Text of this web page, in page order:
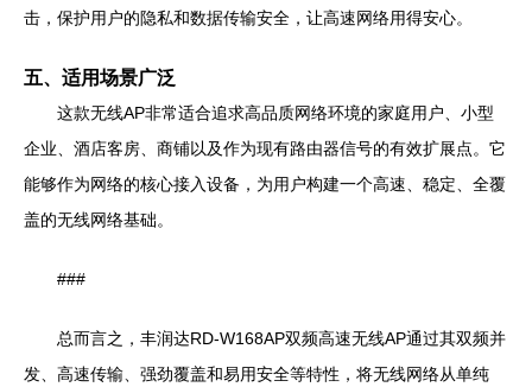
击，保护用户的隐私和数据传输安全，让高速网络用得安心。
五、适用场景广泛
这款无线AP非常适合追求高品质网络环境的家庭用户、小型
企业、酒店客房、商铺以及作为现有路由器信号的有效扩展点。它
能够作为网络的核心接入设备，为用户构建一个高速、稳定、全覆
盖的无线网络基础。
###
总而言之，丰润达RD-W168AP双频高速无线AP通过其双频并
发、高速传输、强劲覆盖和易用安全等特性，将无线网络从单纯